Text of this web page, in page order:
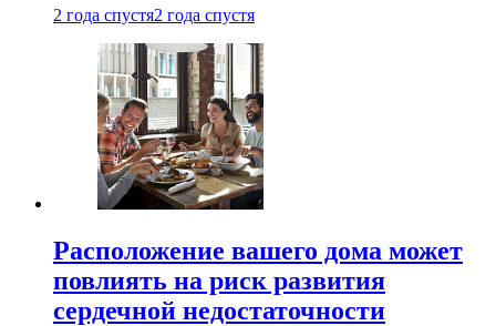
2 года спустя2 года спустя
Расположение вашего дома может
повлиять на риск развития
сердечной недостаточности